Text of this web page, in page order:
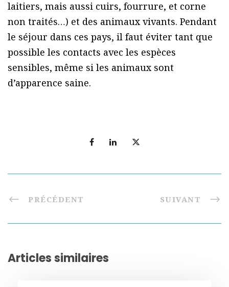
laitiers, mais aussi cuirs, fourrure, et corne
non traités…) et des animaux vivants. Pendant
le séjour dans ces pays, il faut éviter tant que
possible les contacts avec les espèces
sensibles, même si les animaux sont
d’apparence saine.
PRÉCÉDENT SUIVANT
Articles similaires